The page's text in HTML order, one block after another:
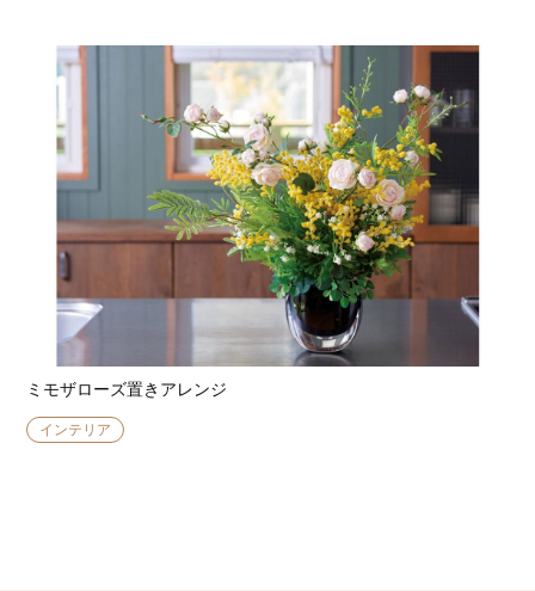
ミモザローズ置きアレンジ
インテリア